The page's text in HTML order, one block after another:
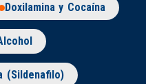
Doxilamina y Cocaína
(Sildenafilo)